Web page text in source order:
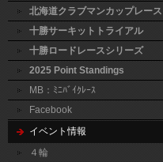
北海道クラブマンカップレース
十勝サーキットトライアル
十勝ロードレースシリーズ
2025 Point Standings
MB：ﾐﾆﾊﾞｲｸﾚｰｽ
Facebook
イベント情報
４輪